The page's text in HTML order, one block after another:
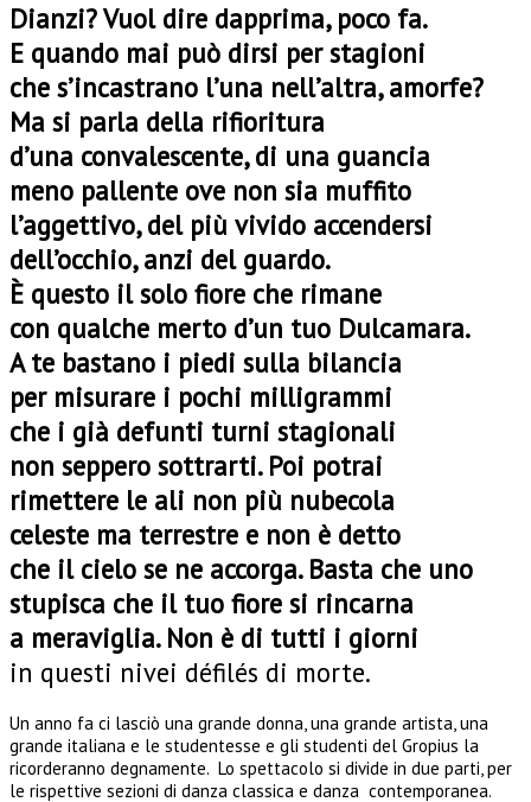
Dianzi? Vuol dire dapprima, poco fa.
E quando mai può dirsi per stagioni
che s’incastrano l’una nell’altra, amorfe?
Ma si parla della rifioritura
d’una convalescente, di una guancia
meno pallente ove non sia muffito
l’aggettivo, del più vivido accendersi
dell’occhio, anzi del guardo.
È questo il solo fiore che rimane
con qualche merto d’un tuo Dulcamara.
A te bastano i piedi sulla bilancia
per misurare i pochi milligrammi
che i già defunti turni stagionali
non seppero sottrarti. Poi potrai
rimettere le ali non più nubecola
celeste ma terrestre e non è detto
che il cielo se ne accorga. Basta che uno
stupisca che il tuo fiore si rincarna
a meraviglia. Non è di tutti i giorni
in questi nivei défilés di morte.
Un anno fa ci lasciò una grande donna, una grande artista, una
grande italiana e le studentesse e gli studenti del Gropius la
ricorderanno degnamente. Lo spettacolo si divide in due parti, per
le rispettive sezioni di danza classica e danza contemporanea.